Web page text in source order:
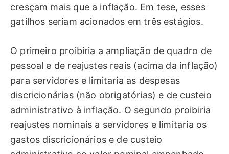
cresçam mais que a inflação. Em tese, esses
gatilhos seriam acionados em três estágios.
O primeiro proibiria a ampliação de quadro de
pessoal e de reajustes reais (acima da inflação)
para servidores e limitaria as despesas
discricionárias (não obrigatórias) e de custeio
administrativo à inflação. O segundo proibiria
reajustes nominais a servidores e limitaria os
gastos discricionários e de custeio